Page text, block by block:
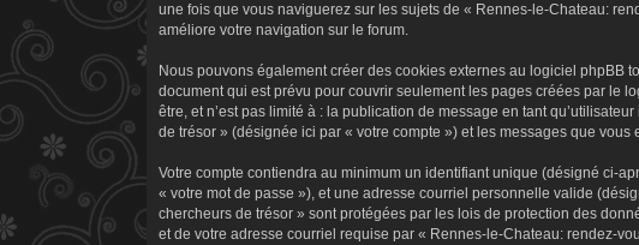
une fois que vous naviguerez sur les sujets de « Rennes-le-Chateau:
améliore votre navigation sur le forum.
Nous pouvons également créer des cookies externes au logiciel phpBB
document qui est prévu pour couvrir seulement les pages créées par le
être, et n’est pas limité à : la publication de message en tant
de trésor » (désignée ici par « votre compte ») et les messages que
Votre compte contiendra au minimum un identifiant unique (désigné ci-
« votre mot de passe »), et une adresse courriel personnelle valide
chercheurs de trésor » sont protégées par les lois de protection des
et de votre adresse courriel requise par « Rennes-le-Chateau: rendez-